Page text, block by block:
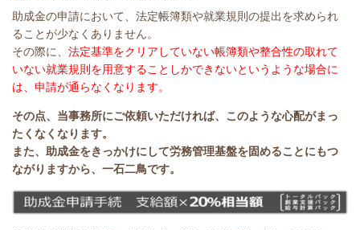
助成金の申請において、法定帳簿類や就業規則の提出を求められ
ることが少なくありません。
その際に、 法定基準をクリアしていない帳簿類や整合性の取れて
いない就業規則を用意することしかできないというような場合に
は、申請が通らなくなります。
その点、当事務所にご依頼いただければ、このような心配がまっ
たくなくなります。
また、助成金をきっかけにして労務管理基盤を固めることにもつ
ながりますから、一石二鳥です。